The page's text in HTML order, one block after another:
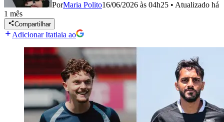
PorMaria Polito16/06/2026 às 04h25 • Atualizado há
1 mês
Compartilhar
Adicionar Itatiaia ao